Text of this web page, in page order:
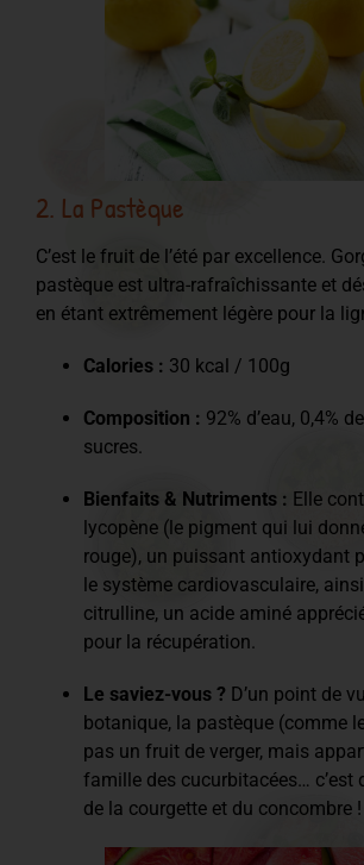
2. La Pastèque
C’est le fruit de l’été par excellence.
pastèque est ultra-rafraîchissante et
en étant extrêmement légère pour la
Calories : 30 kcal / 100g
Composition : 92% d’eau, 0,4%
sucres.
Bienfaits & Nutriments : Elle
lycopène (le pigment qui lui
rouge), un puissant antioxydant
le système cardiovasculaire,
citrulline, un acide aminé
pour la récupération.
Le saviez-vous ? D’un point de
botanique, la pastèque (comme
pas un fruit de verger, mais
famille des cucurbitacées… c’est
de la courgette et du concombre !